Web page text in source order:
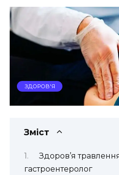
ЗДОРОВ'Я
Зміст
Здоров’я
гастроентеролог